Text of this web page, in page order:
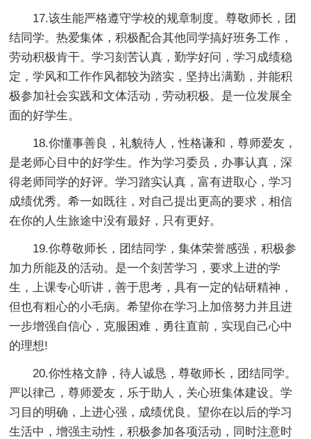
17.该生能严格遵守学校的规章制度。尊敬师长，团
结同学。热爱集体，积极配合其他同学搞好班务工作，
劳动积极肯干。学习刻苦认真，勤学好问，学习成绩稳
定，学风和工作作风都较为踏实，坚持出满勤，并能积
极参加社会实践和文体活动，劳动积极。是一位发展全
面的好学生。
18.你懂事善良，礼貌待人，性格谦和，尊师爱友，
是老师心目中的好学生。作为学习委员，办事认真，深
得老师同学的好评。学习踏实认真，富有进取心，学习
成绩优秀。希一如既往，对自己提出更高的要求，相信
在你的人生旅途中没有最好，只有更好。
19.你尊敬师长，团结同学，集体荣誉感强，积极参
加力所能及的活动。是一个刻苦学习，要求上进的学
生，上课专心听讲，善于思考，具有一定的钻研精神，
但也有粗心的小毛病。希望你在学习上加倍努力并且进
一步增强自信心，克服困难，勇往直前，实现自己心中
的理想!
20.你性格文静，待人诚恳，尊敬师长，团结同学。
严以律己，尊师爱友，乐于助人，关心班集体建设。学
习目的明确，上进心强，成绩优良。望你在以后的学习
生活中，增强主动性，积极参加各项活动，同时注意时